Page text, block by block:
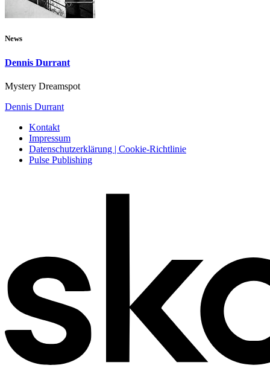
News
Dennis Durrant
Mystery Dreamspot
Dennis Durrant
Kontakt
Impressum
Datenschutzerklärung | Cookie-Richtlinie
Pulse Publishing